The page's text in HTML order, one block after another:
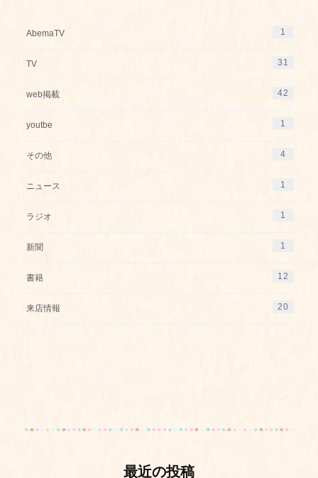
AbemaTV 1
TV 31
web掲載 42
youtbe 1
その他 4
ニュース 1
ラジオ 1
新聞 1
書籍 12
来店情報 20
最近の投稿